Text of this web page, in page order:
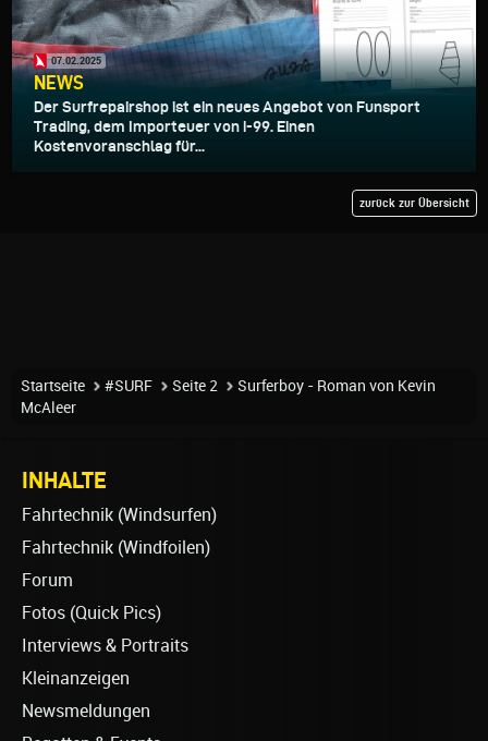
07.02.2025
NEWS
Der Surfrepairshop ist ein neues Angebot von Funsport
Trading, dem Importeuer von i-99. Einen
Kostenvoranschlag für...
zurück zur Übersicht
Startseite #SURF Seite 2
Surferboy - Roman von Kevin
McAleer
INHALTE
Fahrtechnik (Windsurfen)
Fahrtechnik (Windfoilen)
Forum
Fotos (Quick Pics)
Interviews & Portraits
Kleinanzeigen
Newsmeldungen